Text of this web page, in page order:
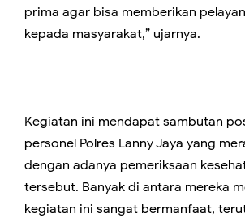
prima agar bisa memberikan
kepada masyarakat,” ujarnya.
Kegiatan ini mendapat sambutan
personel Polres Lanny Jaya yang
dengan adanya pemeriksaan
tersebut. Banyak di antara mereka
kegiatan ini sangat bermanfaat,